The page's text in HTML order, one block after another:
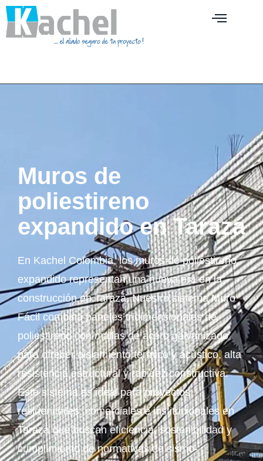
Muros de
poliestireno
expandido en Tarazá
En Kachel Colombia, los muros de poliestireno
expandido representan una nueva era en la
construcción en Tarazá. Nuestro sistema Muro
Fácil combina paneles tridimensionales de
poliestireno con mallas de acero galvanizado
para ofrecer aislamiento térmico y acústico, alta
resistencia estructural y rapidez constructiva.
Este sistema es ideal para proyectos
residenciales, comerciales e institucionales en
Tarazá que buscan eficiencia, sostenibilidad y
cumplimiento de normativas de sismo-